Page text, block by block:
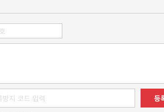
등